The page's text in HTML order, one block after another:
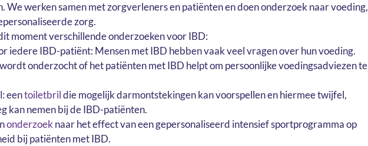
We werken samen met zorgverleners en patiënten en doen onderzoek naar voeding,
zorg.
moment verschillende onderzoeken voor IBD:
iedere IBD-patiënt: Mensen met IBD hebben vaak veel vragen over hun voeding.
wordt onderzocht of het patiënten met IBD helpt om persoonlijke voedingsadviezen te
eentoiletbrildie mogelijk darmontstekingen kan voorspellen en hiermee twijfel,
kan nemen bij de IBD-patiënten.
onderzoeknaar het effect van een gepersonaliseerd intensief sportprogramma op
bij patiënten met IBD.